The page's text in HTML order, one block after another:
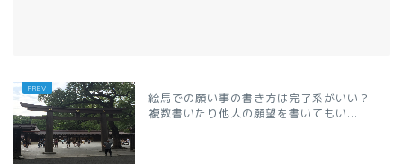
絵馬での願い事の書き方は完了系がいい？
複数書いたり他人の願望を書いてもい...